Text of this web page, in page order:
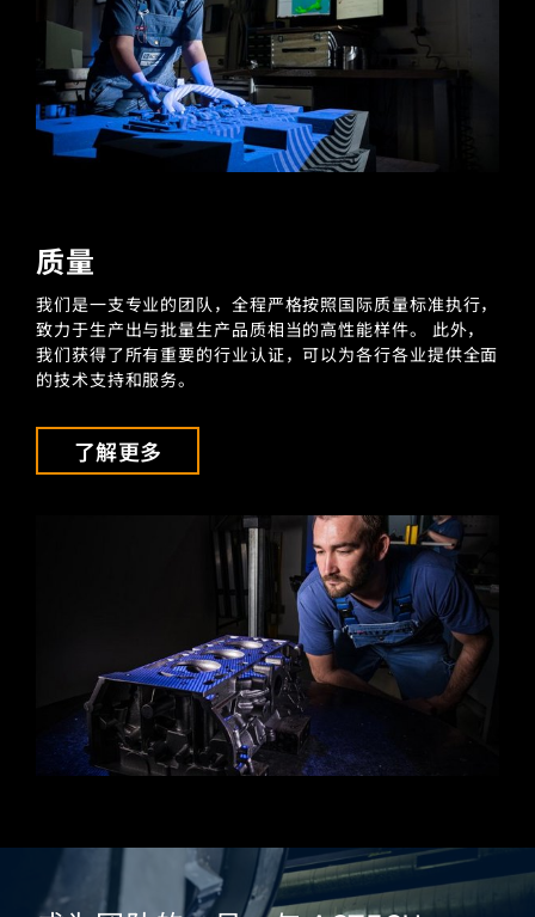
质量
我们是一支专业的团队，全程严格按照国际质量标准执行，
致力于生产出与批量生产品质相当的高性能样件。 此外，
我们获得了所有重要的行业认证，可以为各行各业提供全面
的技术支持和服务。
了解更多